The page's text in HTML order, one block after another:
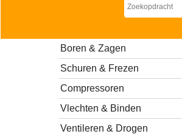
Boren & Zagen
Schuren & Frezen
Compressoren
Vlechten & Binden
Ventileren & Drogen